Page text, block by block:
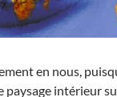
en nous,
intérieur